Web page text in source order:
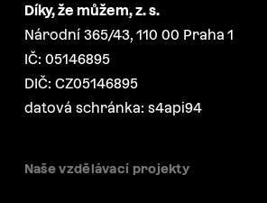
Díky, že můžem, z. s.
Národní 365/43, 110 00 Praha 1
IČ: 05146895
DIČ: CZ05146895
datová schránka: s4api94
Naše vzdělávací projekty